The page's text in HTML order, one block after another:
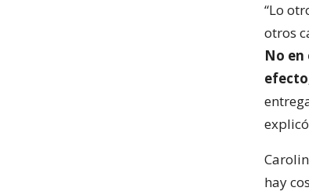
“Lo
otros
No
hay